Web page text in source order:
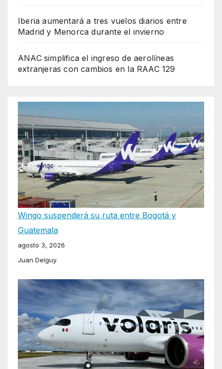
Iberia aumentará a tres vuelos diarios entre
Madrid y Menorca durante el invierno
ANAC simplifica el ingreso de aerolíneas
extranjeras con cambios en la RAAC 129
Wingo suspenderá su ruta entre Bogotá y
Guatemala
agosto 3, 2026
Juan Delguy